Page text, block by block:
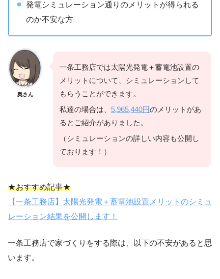
発電シミュレーション通りのメリットが得られる
のか不安な方
奥さん
一条工務店では太陽光発電＋蓄電池設置の
メリットについて、シミュレーションして
もらうことができます。
私達の場合は、 5,965,440円のメリットがあ
るとご紹介がありました。
（シミュレーションの詳しい内容も公開し
ております！）
★おすすめ記事★
【一条工務店】太陽光発電＋蓄電池設置メリットのシミュ
レーション結果を公開します！
一条工務店で家づくりをする際は、以下の不安があると思
います。